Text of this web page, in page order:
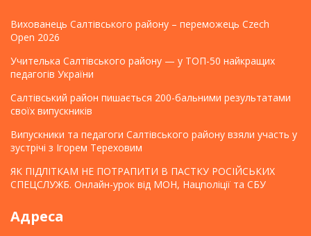
Вихованець Салтівського району – переможець Czech
Open 2026
Учителька Салтівського району — у ТОП-50 найкращих
педагогів України
Салтівський район пишається 200-бальними результатами
своїх випускників
Випускники та педагоги Салтівського району взяли участь у
зустрічі з Ігорем Тереховим
ЯК ПІДЛІТКАМ НЕ ПОТРАПИТИ В ПАСТКУ РОСІЙСЬКИХ
СПЕЦСЛУЖБ. Онлайн-урок від МОН, Нацполіції та СБУ
Адреса